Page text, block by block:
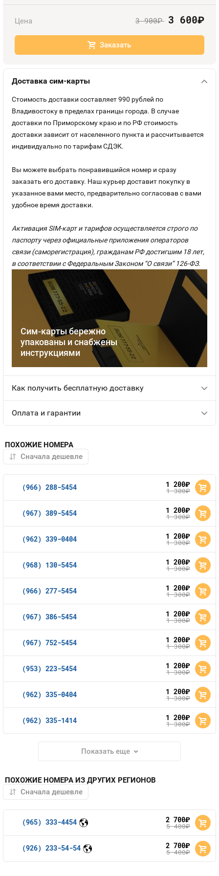
Контакты
Цена 3 900руб. 3 600руб.
Заказать
Доставка сим-карты
Сим-карты бережно
упакованы и снабжены
инструкциями
Стоимость доставки составляет 990 рублей по
Владивостоку в пределах границы города. В случае
доставки по Приморскому краю и по РФ стоимость
доставки зависит от населенного пункта и рассчитывается
индивидуально по тарифам СДЭК.
Вы можете выбрать понравившийся номер и сразу
заказать его доставку. Наш курьер доставит покупку в
указанное вами место, предварительно согласовав с вами
удобное время доставки.
Активация SIM-карт и тарифов осуществляется строго по
паспорту через официальные приложения операторов
связи (саморегистрация), гражданам РФ достигшим 18 лет,
в соответствии с Федеральным Законом “О связи” 126-ФЗ.
Как получить бесплатную доставку
Оплата и гарантии
ПОХОЖИЕ НОМЕРА
(966) 288-5454 1 200руб.
1 300руб.
(967) 389-5454 1 200руб.
1 300руб.
(962) 339-0404 1 200руб.
1 300руб.
(968) 130-5454 1 200руб.
1 300руб.
(966) 277-5454 1 200руб.
1 300руб.
(967) 386-5454 1 200руб.
1 300руб.
(967) 752-5454 1 200руб.
1 300руб.
(953) 223-5454 1 200руб.
1 300руб.
(962) 335-0404 1 200руб.
1 300руб.
(962) 335-1414 1 200руб.
1 300руб.
Показать еще
ПОХОЖИЕ НОМЕРА ИЗ ДРУГИХ РЕГИОНОВ
(965) 333-4454 2 700руб.
5 400руб.
(926) 233-54-54 2 700руб.
5 400руб.